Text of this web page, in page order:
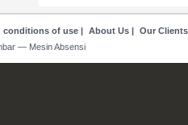
conditions of use| About Us| Our Clients
— Mesin Absensi